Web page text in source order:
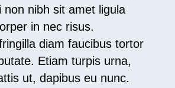
non nibh sit amet ligula
in nec risus.
diam faucibus tortor
Etiam turpis urna,
ut, dapibus eu nunc.